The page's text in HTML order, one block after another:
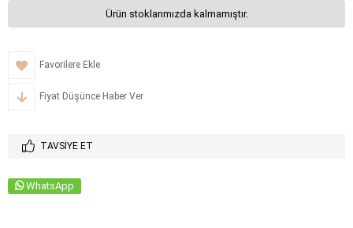
Ürün stoklarımızda kalmamıştır.
Favorilere Ekle
Fiyat Düşünce Haber Ver
TAVSIYE ET
WhatsApp